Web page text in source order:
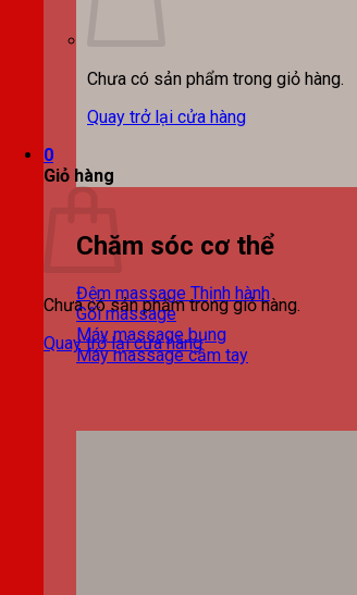
Chưa có sản phẩm trong giỏ hàng.
Quay trở lại cửa hàng
0
Giỏ hàng
Chưa có sản phẩm trong giỏ hàng.
Quay trở lại cửa hàng
Chăm sóc cơ thể
Đệm massage
Gối massage
Máy massage bụng
Máy massage cầm tay